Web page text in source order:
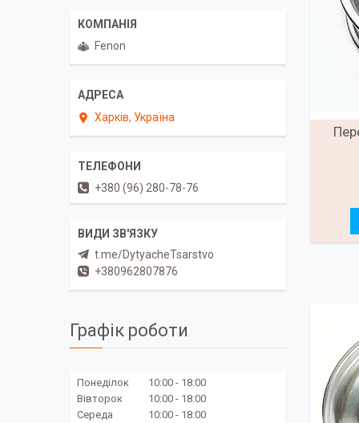
Fenon
Харків, Україна
+380 (96) 280-78-76
t.me/DytyacheTsarstvo
+380962807876
Графік роботи
Понеділок 10:00
18:00
Вівторок
10:00
18:00
Середа
10:00
18:00